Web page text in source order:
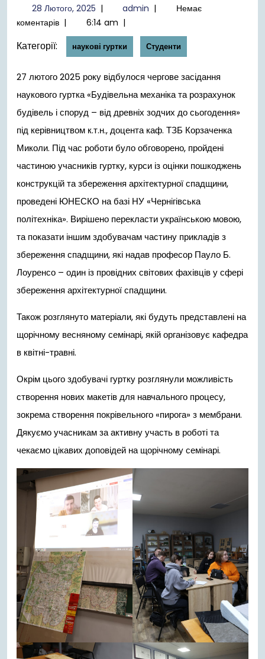
28 Лютого, 202528
Лютого,
| admin admin
|
Немає
коментарів | 6:14 am |
Категорії: наукові гуртки Студенти
27 лютого 2025 року відбулося чергове засідання
наукового гуртка «Будівельна механіка та розрахунок
будівель і споруд – від древніх зодчих до сьогодення»
під керівництвом к.т.н., доцента каф. ТЗБ Корзаченка
Миколи. Під час роботи було обговорено, пройдені
частиною учасників гуртку, курси із оцінки пошкоджень
конструкцій та збереження архітектурної спадщини,
проведені ЮНЕСКО на базі НУ «Чернігівська
політехніка». Вирішено перекласти українською мовою,
та показати іншим здобувачам частину прикладів з
збереження спадщини, які надав професор Пауло Б.
Лоуренсо – один із провідних світових фахівців у сфері
збереження архітектурної спадщини.
Також розглянуто матеріали, які будуть представлені на
щорічному весняному семінарі, якій організовує кафедра
в квітні-травні.
Окрім цього здобувачі гуртку розглянули можливість
створення нових макетів для навчального процесу,
зокрема створення покрівельного «пирога» з мембрани.
Дякуємо учасникам за активну участь в роботі та
чекаємо цікавих доповідей на щорічному семінарі.